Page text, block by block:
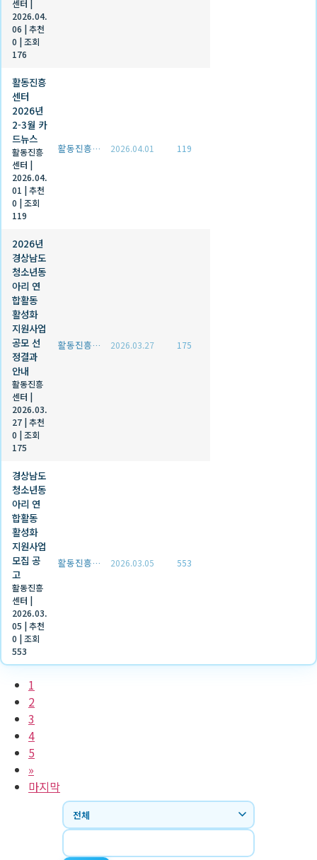
센터 |
2026.04.
06 |추천
0 |조회
176
활동진흥
센터
2026년
2-3월 카
드뉴스
활동진흥
센터 |
2026.04.
01 |추천
0 |조회
119
활동진흥센터 2026.04.01 119
2026년
경상남도
청소년동
아리 연
합활동
활성화
지원사업
공모 선
정결과
안내
활동진흥
센터 |
2026.03.
27 |추천
0 |조회
175
활동진흥센터 2026.03.27 175
경상남도
청소년동
아리 연
합활동
활성화
지원사업
모집 공
고
활동진흥
센터 |
2026.03.
05 |추천
0 |조회
553
활동진흥센터 2026.03.05 553
1
2
3
4
5
»
마지막